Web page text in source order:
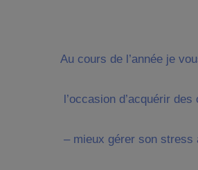
Au cours de l’année je
l’occasion d’acquérir
– mieux gérer son stress